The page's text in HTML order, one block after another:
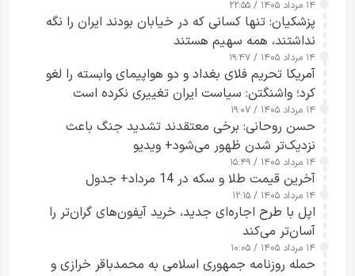
۱۴ مرداد ۱۴۰۵ / ۲۲:۵۵
پزشکیان: تنها کسانی که در خیابان بودند ایران را نگه
نداشتند، همه سهیم هستند
۱۴ مرداد ۱۴۰۵ / ۱۹:۴۷
آمریکا تحریم فلای بغداد و دو هواپیمای وابسته را لغو
کرد؛ واشنگتن: سیاست ایران تغییری نکرده است
۱۴ مرداد ۱۴۰۵ / ۱۹:۰۷
حسن روحانی: برخی معتقدند تشدید جنگ باعث
نزدیک‌تر شدن ظهور می‌شود+ ویدیو
۱۴ مرداد ۱۴۰۵ / ۱۵:۴۹
آخرین قیمت طلا و سکه در 14 مرداد+ جدول
۱۴ مرداد ۱۴۰۵ / ۱۲:۱۵
اپل با طرح اجاره‌ای جدید، خرید آیفون‌های گران‌تر را
آسان‌تر می‌کند
۱۴ مرداد ۱۴۰۵ / ۱۰:۰۵
حمله روزنامه جمهوری اسلامی به محمدباقر خرازی و